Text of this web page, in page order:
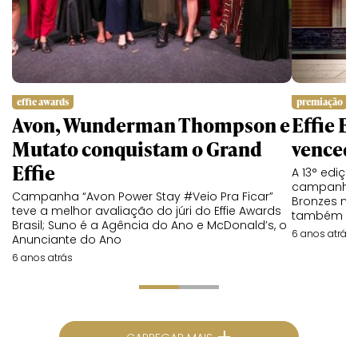
effie awards
Avon, Wunderman Thompson e
Mutato conquistam o Grand
Effie
Campanha “Avon Power Stay #Veio Pra Ficar”
teve a melhor avaliação do júri do Effie Awards
Brasil; Suno é a Agência do Ano e McDonald’s, o
Anunciante do Ano
6 anos atrás
premiação
Effie
A 13°
Bronzes
também
6 anos atrás